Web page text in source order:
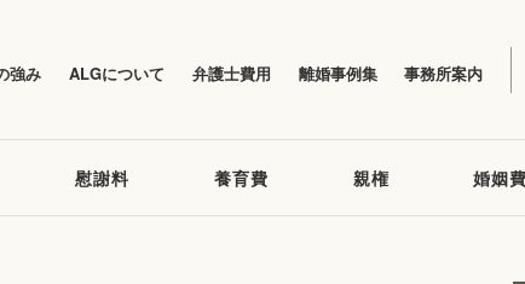
強み ALGについて 弁護士費用 離婚事例集 事務所案内
慰謝料 養育費 親権 婚姻